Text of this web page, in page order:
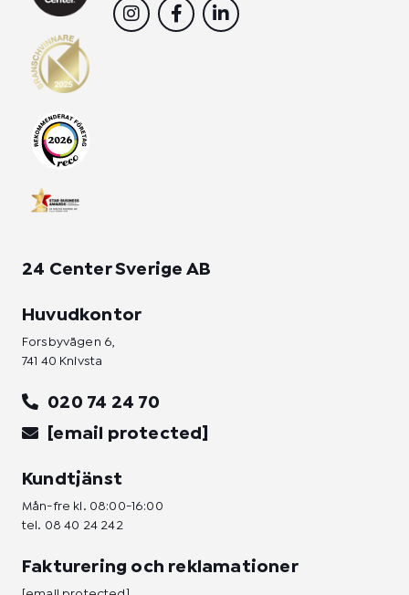
n
a
i
24 Center Sverige AB
Huvudkontor
Forsbyvägen 6,
741 40 Knivsta
020 74 24 70
[email protected]
Kundtjänst
Mån-fre kl. 08:00-16:00
tel. 08 40 24 242
Fakturering och reklamationer